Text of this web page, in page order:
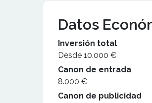
Datos
Inversión total
Desde 10.000 €
Canon de entrada
8.000 €
Canon de publicidad